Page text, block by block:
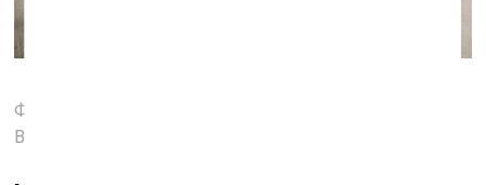
Фрагмент экспозиции в Манеже. Фото: Михаил
Вильчук